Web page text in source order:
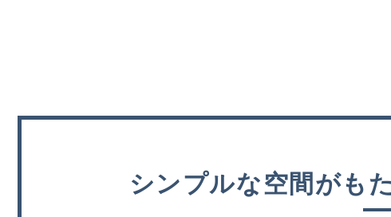
シンプルな空間がも